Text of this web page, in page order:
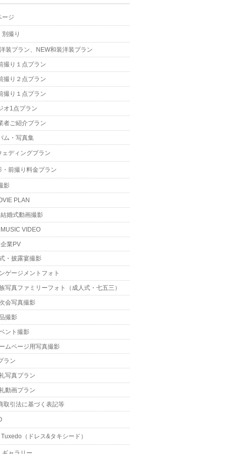
ージ
撮り
装プラン、NEW和装洋装プラン
撮り１点プラン
撮り２点プラン
撮り１点プラン
オ1点プラン
者ご紹介プラン
ム・写真集
ェディングプラン
・前撮り料金プラン
影
PLAN
結婚式動画撮影
MUSIC VIDEO
企業PV
・披露宴撮影
ゲージメントフォト
写真ファミリーフォト（成人式・七五三）
会写真撮影
撮影
ント撮影
ムページ用写真撮影
ラン
写真プラン
動画プラン
取引法に基づく表記等
（ドレス&タキシード）